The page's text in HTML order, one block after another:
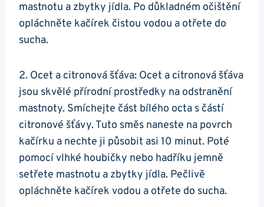
mastnotu a ⁣zbytky jídla. Po důkladném očištění
opláchněte kačírek čistou vodou a otřete do
sucha.
2. Ocet a citronová⁣ šťáva: Ocet a citronová šťáva
jsou ‍skvělé přírodní prostředky na odstranění
mastnoty. Smíchejte část bílého octa s částí
citronové šťávy. Tuto směs naneste na povrch
⁤kačírku a ‍nechte⁤ ji působit asi 10 minut. ‍Poté
⁣pomocí vlhké houbičky nebo hadříku‍ jemně
setřete mastnotu a zbytky jídla. Pečlivě
opláchněte kačírek ⁣vodou a otřete do sucha.